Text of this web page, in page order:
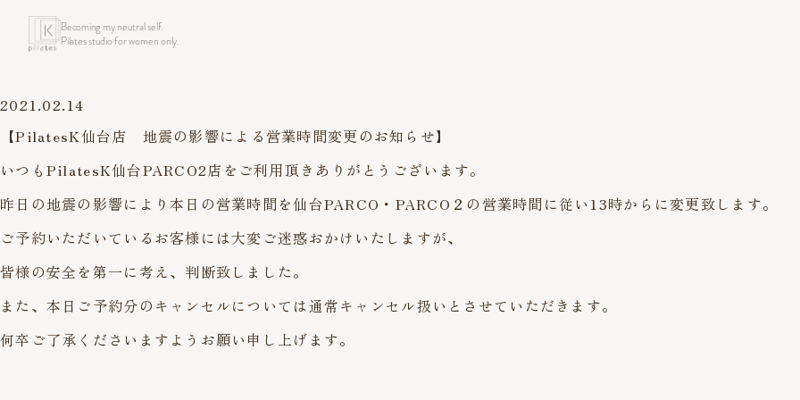
Becoming my neutral self.
Pilates studio for women only.
2021.02.14
【PilatesK仙台店 地震の影響による営業時間変更のお知らせ】
いつもPilatesK仙台PARCO2店をご利用頂きありがとうございます。
昨日の地震の影響により本日の営業時間を仙台PARCO・PARCO２の営業時間に従い13時からに変更致します。
ご予約いただいているお客様には大変ご迷惑おかけいたしますが、
皆様の安全を第一に考え、判断致しました。
また、本日ご予約分のキャンセルについては通常キャンセル扱いとさせていただきます。
何卒ご了承くださいますようお願い申し上げます。